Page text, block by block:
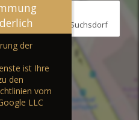
1, 24107 Kiel-Suchsdorf
der
ist Ihre
den
vom
LLC